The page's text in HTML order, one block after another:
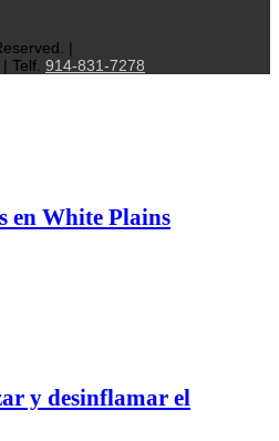
|
| Telf. 914-831-7278
en White Plains
y desinflamar el